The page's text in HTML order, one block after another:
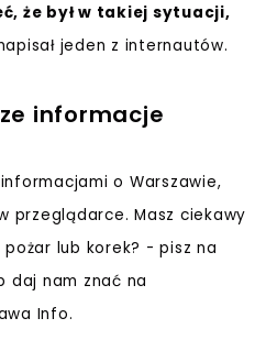
że był w takiej sytuacji,
jeden z internautów.
informacje
o Warszawie,
przeglądarce. Masz ciekawy
lub korek? - pisz na
daj nam znać na
Info.